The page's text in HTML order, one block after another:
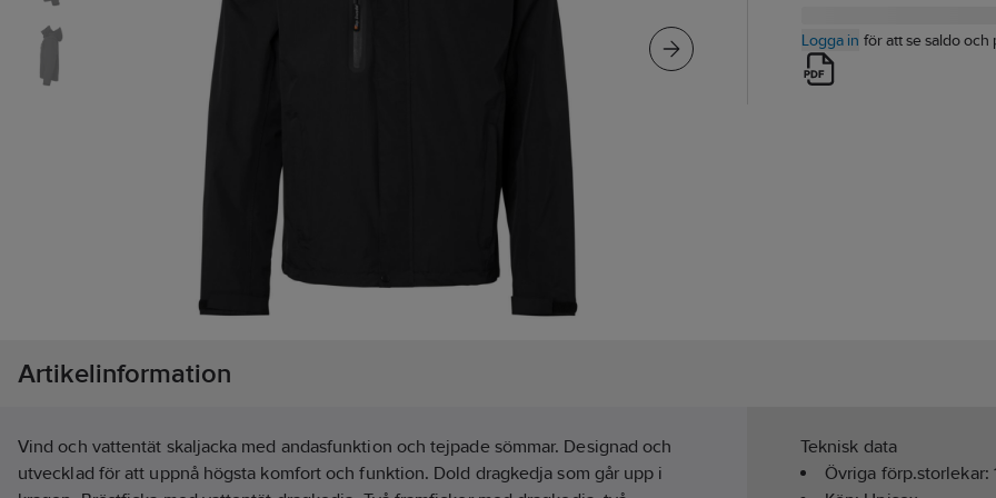
Logga in för att se saldo och
Artikelinformation
Vind och vattentät skaljacka med andasfunktion och tejpade sömmar. Designad och
utvecklad för att uppnå högsta komfort och funktion. Dold dragkedja som går upp i
Teknisk data
Övriga förp.storlekar: